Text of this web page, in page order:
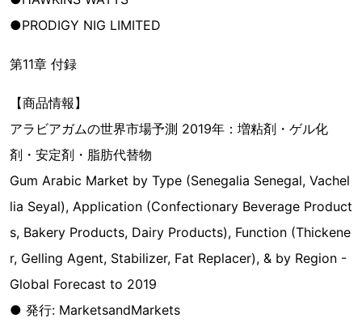
●PRODIGY NIG LIMITED
第11章 付録
【商品情報】
アラビアガムの世界市場予測 2019年：増粘剤・ゲル化
剤・安定剤・脂肪代替物
Gum Arabic Market by Type (Senegalia Senegal, Vachel
lia Seyal), Application (Confectionary Beverage Product
s, Bakery Products, Dairy Products), Function (Thickene
r, Gelling Agent, Stabilizer, Fat Replacer), & by Region -
Global Forecast to 2019
● 発行: MarketsandMarkets